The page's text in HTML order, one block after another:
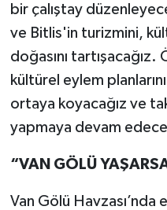
bir çalıştay
ve Bitlis'in turizmini,
doğasını tartışacağız.
kültürel eylem
ortaya koyacağız ve
yapmaya devam
“VAN GÖLÜ
Van Gölü Havzası’nda